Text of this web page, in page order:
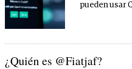
pueden usar
¿Quién es @Fiatjaf?